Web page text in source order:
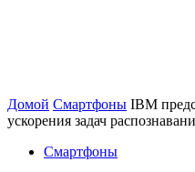
Домой Смартфоны IBM
ускорения задач
Смартфоны